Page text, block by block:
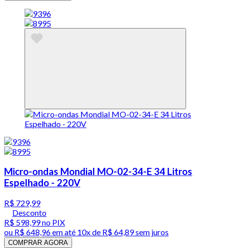
Micro-ondas Mondial MO-02-34-E 34 Litros
Espelhado - 220V
R$ 729,99
Desconto
R$ 598,99no PIX
ou R$ 648,96em até 10x de R$ 64,89 sem juros
COMPRAR AGORA